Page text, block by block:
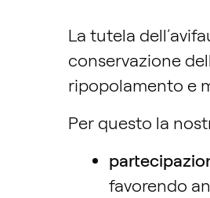
La tutela
conservazione
ripopolamento e
Per questo la
favorendo